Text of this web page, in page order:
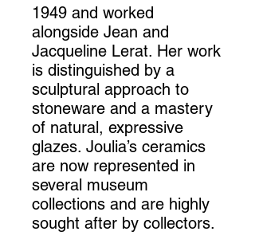
1949 and worked
alongside Jean and
Jacqueline Lerat. Her work
is distinguished by a
sculptural approach to
stoneware and a mastery
of natural, expressive
glazes. Joulia’s ceramics
are now represented in
several museum
collections and are highly
sought after by collectors.